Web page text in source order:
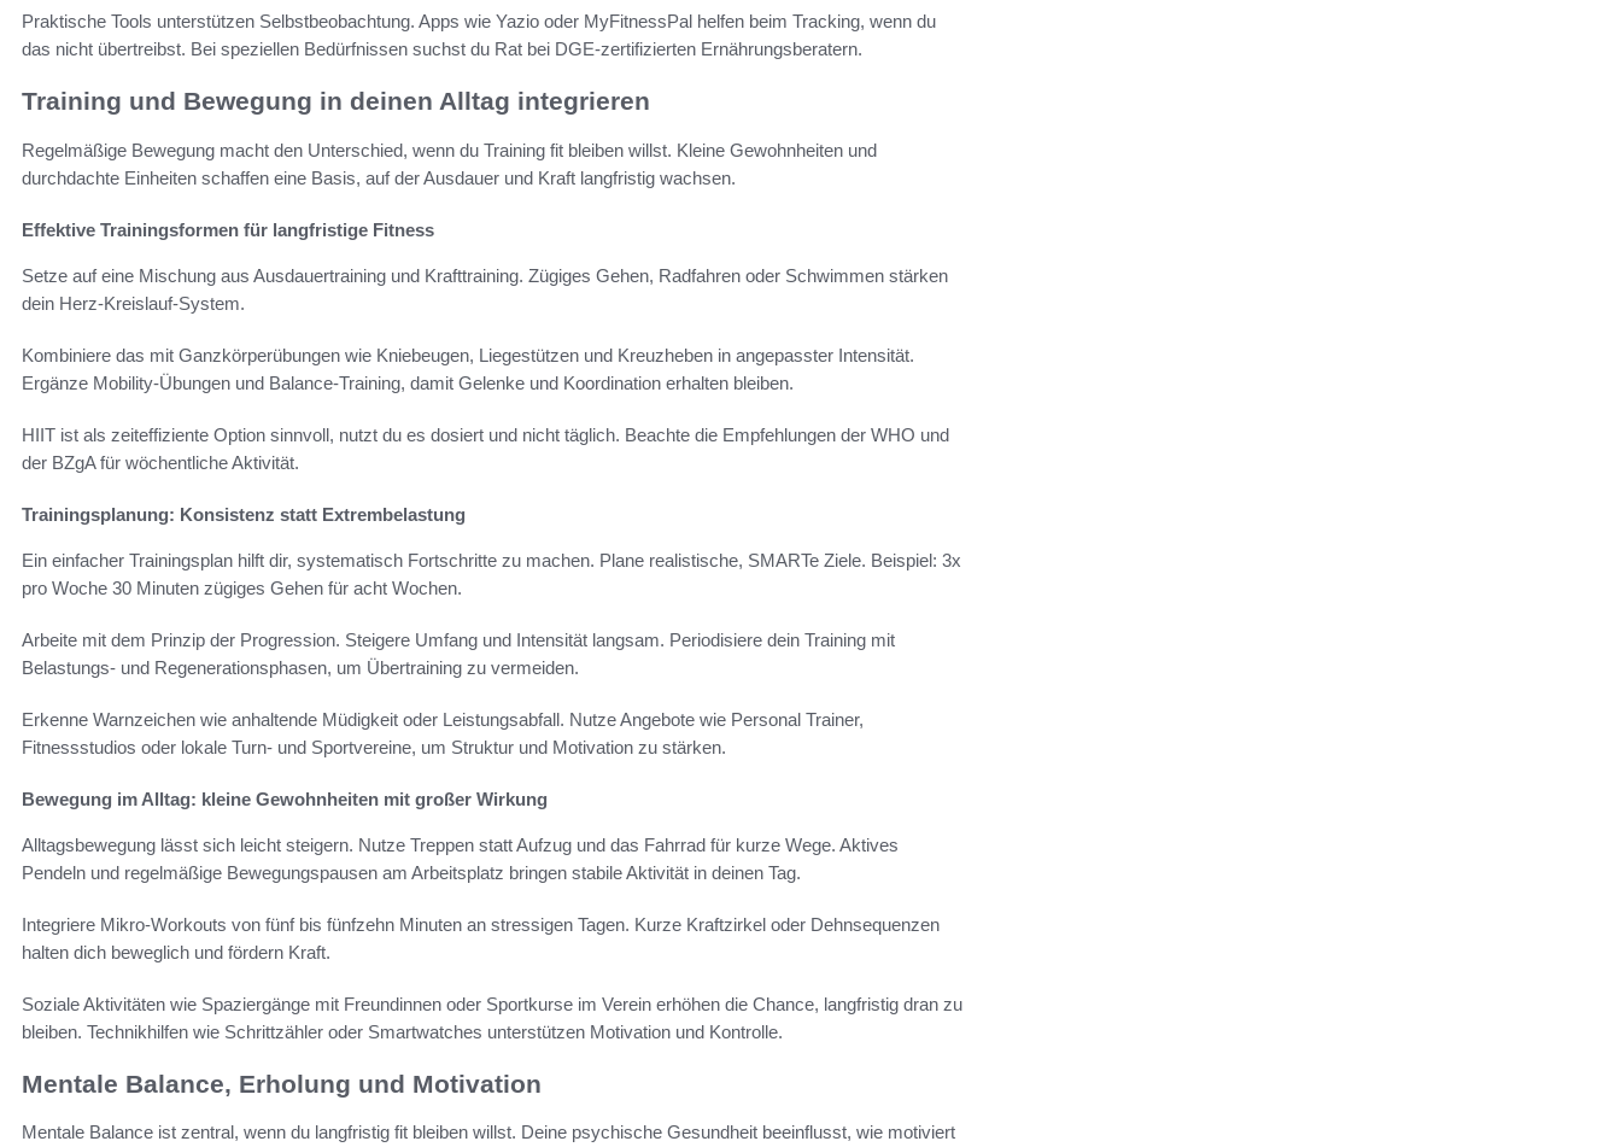
Praktische Tools unterstützen Selbstbeobachtung. Apps wie Yazio oder MyFitnessPal helfen beim Tracking, wenn du
das nicht übertreibst. Bei speziellen Bedürfnissen suchst du Rat bei DGE-zertifizierten Ernährungsberatern.
Training und Bewegung in deinen Alltag integrieren
Regelmäßige Bewegung macht den Unterschied, wenn du Training fit bleiben willst. Kleine Gewohnheiten und
durchdachte Einheiten schaffen eine Basis, auf der Ausdauer und Kraft langfristig wachsen.
Effektive Trainingsformen für langfristige Fitness
Setze auf eine Mischung aus Ausdauertraining und Krafttraining. Zügiges Gehen, Radfahren oder Schwimmen stärken
dein Herz-Kreislauf-System.
Kombiniere das mit Ganzkörperübungen wie Kniebeugen, Liegestützen und Kreuzheben in angepasster Intensität.
Ergänze Mobility-Übungen und Balance-Training, damit Gelenke und Koordination erhalten bleiben.
HIIT ist als zeiteffiziente Option sinnvoll, nutzt du es dosiert und nicht täglich. Beachte die Empfehlungen der WHO und
der BZgA für wöchentliche Aktivität.
Trainingsplanung: Konsistenz statt Extrembelastung
Ein einfacher Trainingsplan hilft dir, systematisch Fortschritte zu machen. Plane realistische, SMARTe Ziele. Beispiel: 3x
pro Woche 30 Minuten zügiges Gehen für acht Wochen.
Arbeite mit dem Prinzip der Progression. Steigere Umfang und Intensität langsam. Periodisiere dein Training mit
Belastungs- und Regenerationsphasen, um Übertraining zu vermeiden.
Erkenne Warnzeichen wie anhaltende Müdigkeit oder Leistungsabfall. Nutze Angebote wie Personal Trainer,
Fitnessstudios oder lokale Turn- und Sportvereine, um Struktur und Motivation zu stärken.
Bewegung im Alltag: kleine Gewohnheiten mit großer Wirkung
Alltagsbewegung lässt sich leicht steigern. Nutze Treppen statt Aufzug und das Fahrrad für kurze Wege. Aktives
Pendeln und regelmäßige Bewegungspausen am Arbeitsplatz bringen stabile Aktivität in deinen Tag.
Integriere Mikro-Workouts von fünf bis fünfzehn Minuten an stressigen Tagen. Kurze Kraftzirkel oder Dehnsequenzen
halten dich beweglich und fördern Kraft.
Soziale Aktivitäten wie Spaziergänge mit Freundinnen oder Sportkurse im Verein erhöhen die Chance, langfristig dran zu
bleiben. Technikhilfen wie Schrittzähler oder Smartwatches unterstützen Motivation und Kontrolle.
Mentale Balance, Erholung und Motivation
Mentale Balance ist zentral, wenn du langfristig fit bleiben willst. Deine psychische Gesundheit beeinflusst, wie motiviert